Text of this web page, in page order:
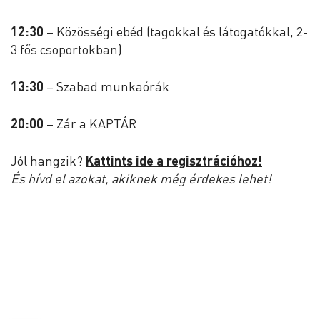
12:30 – Közösségi ebéd (tagokkal és látogatókkal, 2-
3 fős csoportokban)
13:30 – Szabad munkaórák
20:00 – Zár a KAPTÁR
Jól hangzik? Kattints ide a regisztrációhoz!
És hívd el azokat, akiknek még érdekes lehet!